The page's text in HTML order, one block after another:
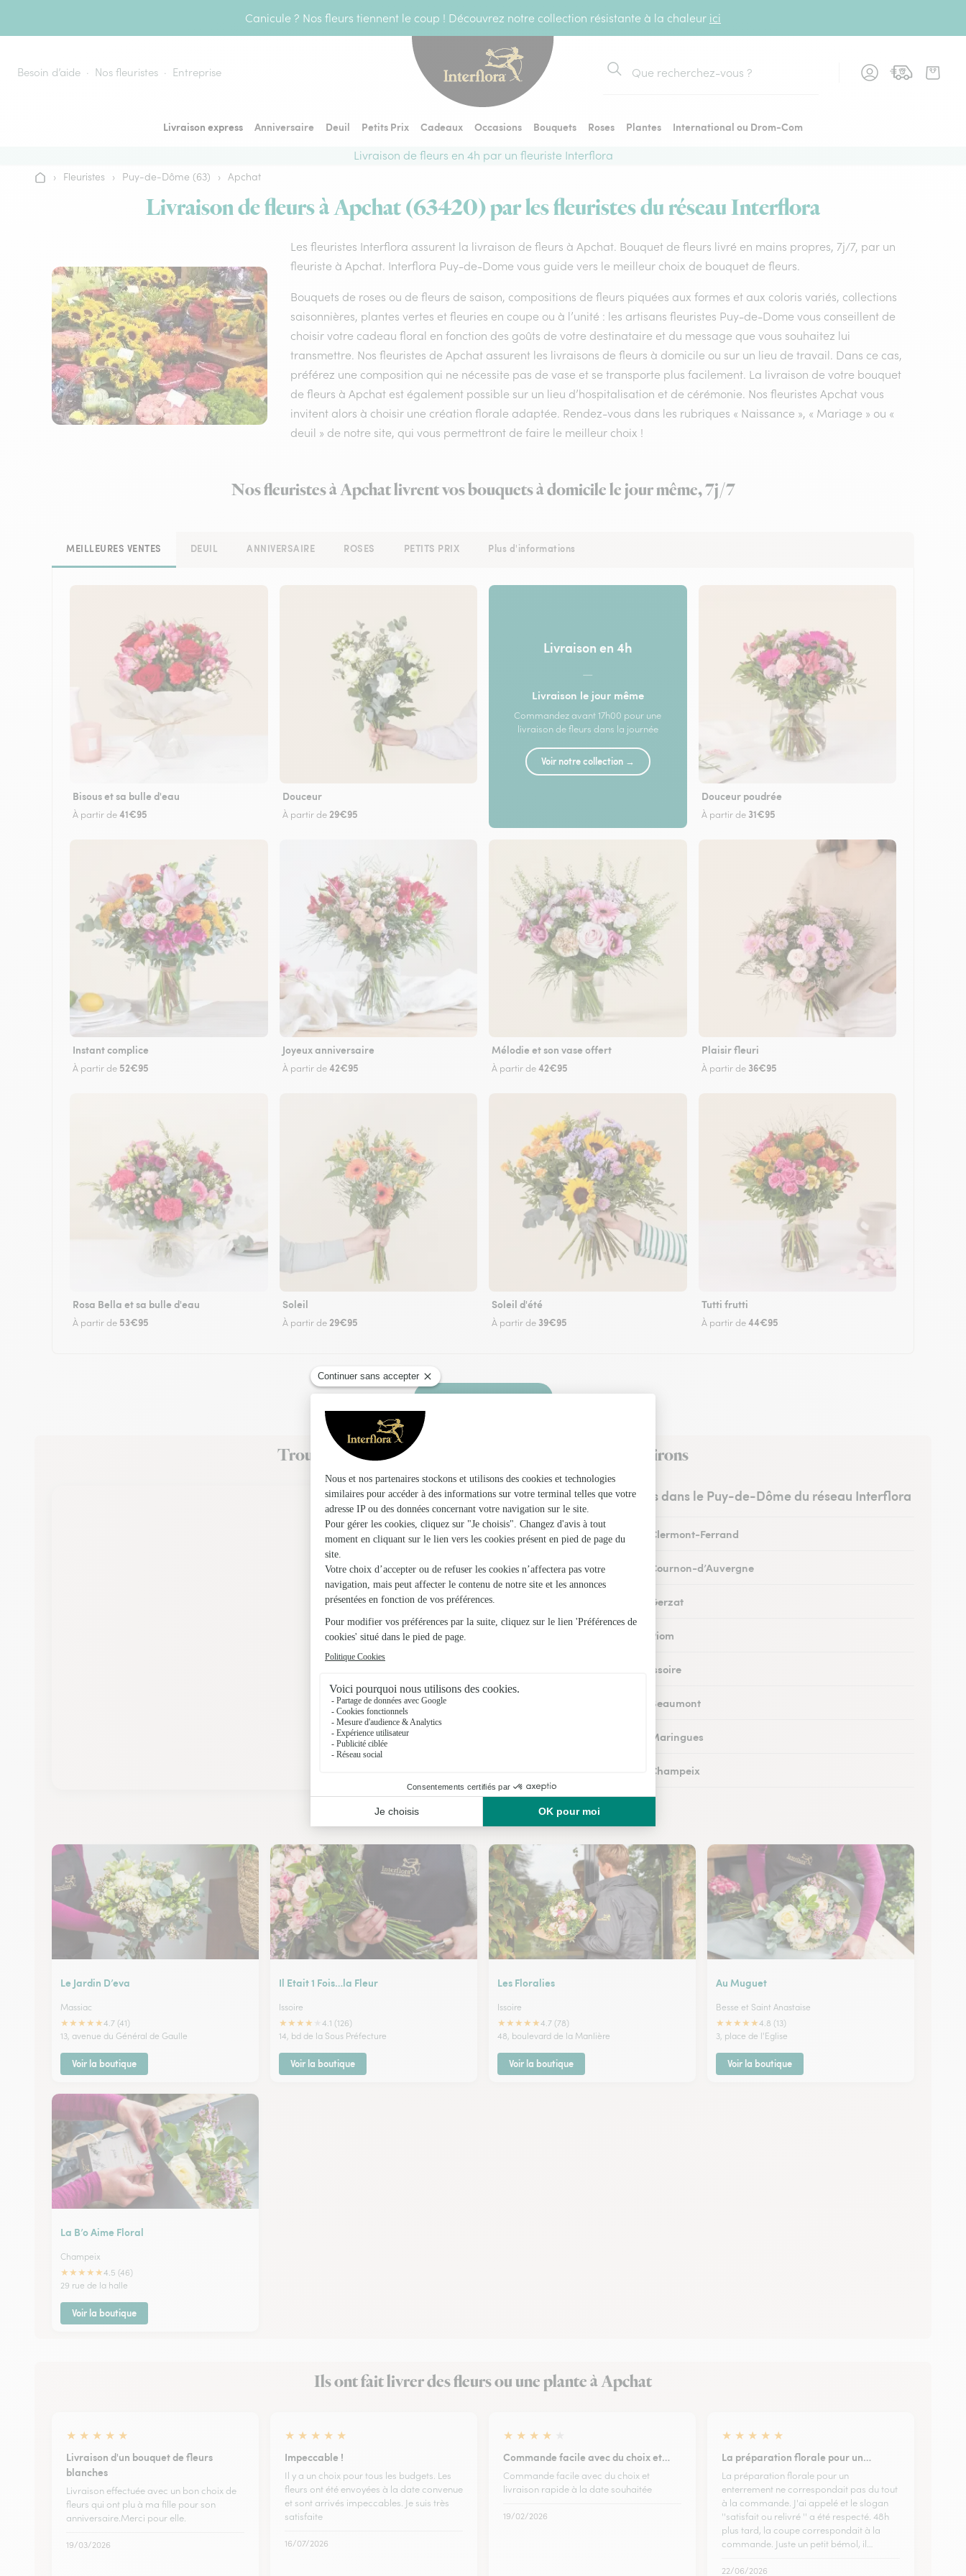
Canicule ? Nos fleurs tiennent le coup ! Découvrez notre collection résistante à la chaleur ici
Besoin d’aide Nos fleuristes Entreprise
Rechercher
Livraison express Anniversaire Deuil Petits Prix Cadeaux Occasions Bouquets Roses Plantes
International ou Drom-Com
Livraison de fleurs en 4h par un fleuriste Interflora
Accueil
› Fleuristes › Puy-de-Dôme (63) › Apchat
Livraison de fleurs à Apchat (63420) par les fleuristes du réseau Interflora
Les fleuristes Interflora assurent la livraison de fleurs à Apchat. Bouquet de fleurs livré en mains propres, 7j/7, par un
fleuriste à Apchat. Interflora Puy-de-Dome vous guide vers le meilleur choix de bouquet de fleurs.
Bouquets de roses ou de fleurs de saison, compositions de fleurs piquées aux formes et aux coloris variés, collections
saisonnières, plantes vertes et fleuries en coupe ou à l’unité : les artisans fleuristes Puy-de-Dome vous conseillent de
choisir votre cadeau floral en fonction des goûts de votre destinataire et du message que vous souhaitez lui
transmettre. Nos fleuristes de Apchat assurent les livraisons de fleurs à domicile ou sur un lieu de travail. Dans ce cas,
préférez une composition qui ne nécessite pas de vase et se transporte plus facilement. La livraison de votre bouquet
de fleurs à Apchat est également possible sur un lieu d’hospitalisation et de cérémonie. Nos fleuristes Apchat vous
invitent alors à choisir une création florale adaptée. Rendez-vous dans les rubriques « Naissance », « Mariage » ou «
deuil » de notre site, qui vous permettront de faire le meilleur choix !
Nos fleuristes à Apchat livrent vos bouquets à domicile le jour même, 7j/7
MEILLEURES VENTES DEUIL ANNIVERSAIRE ROSES PETITS PRIX Plus d'informations
Bisous et sa bulle d'eau
À partir de41€95
Douceur
À partir de 29€95
Livraison en 4h
—
Livraison le jour même
Commandez avant 17h00 pour une
livraison de fleurs dans la journée
Voir notre collection →
Douceur poudrée
À partir de 31€95
Instant complice
À partir de 52€95
Joyeux anniversaire
À partir de42€95
Mélodie et son vase offert
À partir de42€95
Plaisir fleuri
À partir de 36€95
Rosa Bella et sa bulle d'eau
À partir de 53€95
Soleil
À partir de 29€95
Soleil d'été
À partir de 39€95
Tutti frutti
À partir de44€95
Faire livrer des fleurs
Trouvez un fleuriste Interflora à Apchat et dans ses environs
Les fleuristes dans le Puy-de-Dôme du réseau Interflora
Fleuristes à Clermont-Ferrand
Fleuristes à Cournon-d’Auvergne
Fleuristes à Gerzat
Fleuristes à Riom
Fleuristes à Issoire
Fleuristes à Beaumont
Fleuristes à Maringues
Fleuristes à Champeix
Nos fleuristes à Apchat
Le Jardin D’eva
Massiac
★★★★★4.7 (41)
13, avenue du Général de Gaulle
Voir la boutique
Il Etait 1 Fois…la Fleur
Issoire
★★★★
4.1 (126)
14, bd de la Sous Préfecture
Voir la boutique
Les Floralies
Issoire
★★★★★4.7 (78)
48, boulevard de la Manlière
Voir la boutique
Au Muguet
Besse et Saint Anastaise
★★★★★4.8 (13)
3, place de l'Eglise
Voir la boutique
La B’o Aime Floral
Champeix
★★★★★4.5 (46)
29 rue de la halle
Voir la boutique
Ils ont fait livrer des fleurs ou une plante à Apchat
★ ★ ★ ★ ★
Livraison d'un bouquet de fleurs
blanches
Livraison effectuée avec un bon choix de
fleurs qui ont plu à ma fille pour son
anniversaire.Merci pour elle.
19/03/2026
★ ★ ★ ★ ★
Impeccable !
Il y a un choix pour tous les budgets. Les
fleurs ont été envoyées à la date convenue
et sont arrivés impeccables. Je suis très
satisfaite
16/07/2026
★ ★ ★ ★
Commande facile avec du choix et…
Commande facile avec du choix et
livraison rapide à la date souhaitée
19/02/2026
★ ★ ★ ★ ★
La préparation florale pour un…
La préparation florale pour un
enterrement ne correspondait pas du tout
à la commande. J'ai appelé et le slogan
''satisfait ou relivré '' a été respecté. 48h
plus tard, la coupe correspondait à la
commande. Juste un petit bémol, il…
22/06/2026